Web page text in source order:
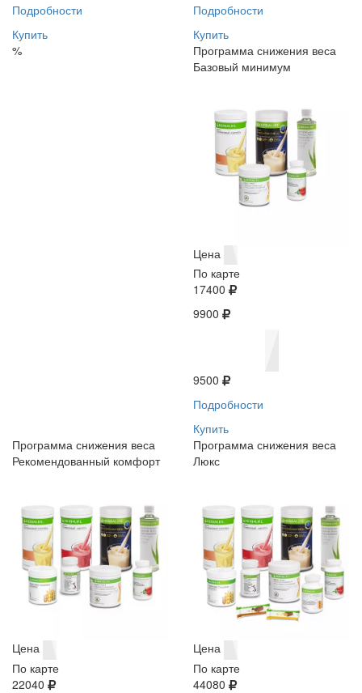
Подробности
Купить
%
Подробности
Купить
Программа снижения веса
Базовый минимум
Цена
По карте
17400
9900
9500
Подробности
Купить
Программа снижения веса
Рекомендованный комфорт
Цена
По карте
22040
Программа снижения веса
Люкс
Цена
По карте
44080